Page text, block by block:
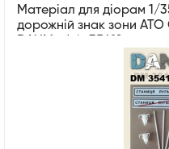
Матеріал для діорам 1/
дорожній знак зони АТО